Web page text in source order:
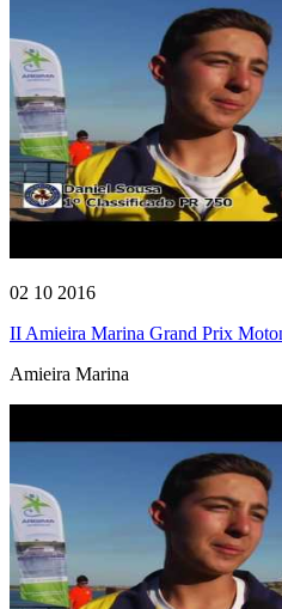
02 10 2016
II Amieira Marina Grand Prix
Amieira Marina